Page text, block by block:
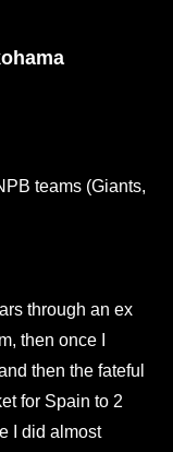
teams (Giants,
through an ex
then once I
then the fateful
for Spain to 2
I did almost